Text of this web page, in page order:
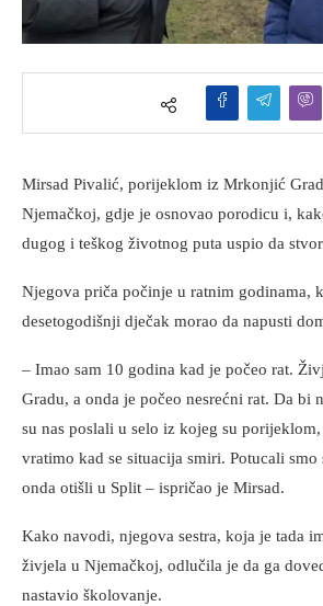
Mirsad Pivalić, porijeklom iz Mrkonjić
Njemačkoj, gdje je osnovao porodicu i,
dugog i teškog životnog puta uspio da
Njegova priča počinje u ratnim godinama,
desetogodišnji dječak morao da napusti
– Imao sam 10 godina kad je počeo rat.
Gradu, a onda je počeo nesrećni rat. Da bi
su nas poslali u selo iz kojeg su porijeklom,
vratimo kad se situacija smiri. Potucali smo
onda otišli u Split – ispričao je Mirsad.
Kako navodi, njegova sestra, koja je tada
živjela u Njemačkoj, odlučila je da ga
nastavio školovanje.